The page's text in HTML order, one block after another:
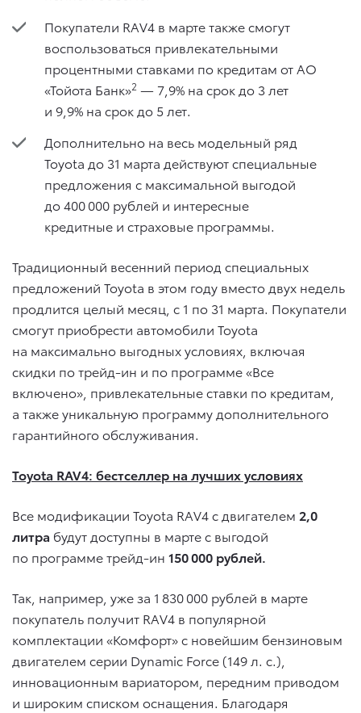
Покупатели RAV4 в марте также смогут
воспользоваться привлекательными
процентными ставками по кредитам от АО
«Тойота Банк»2 — 7,9% на срок до 3 лет
и 9,9% на срок до 5 лет.
Дополнительно на весь модельный ряд
Toyota до 31 марта действуют специальные
предложения с максимальной выгодой
до 400 000 рублей и интересные
кредитные и страховые программы.
Традиционный весенний период специальных
предложений Toyota в этом году вместо двух недель
продлится целый месяц, с 1 по 31 марта. Покупатели
смогут приобрести автомобили Toyota
на максимально выгодных условиях, включая
скидки по трейд-ин и по программе «Все
включено», привлекательные ставки по кредитам,
а также уникальную программу дополнительного
гарантийного обслуживания.
Toyota RAV4: бестселлер на лучших условиях
Все модификации Toyota RAV4 с двигателем 2,0
литра будут доступны в марте с выгодой
по программе трейд-ин 150 000 рублей.
Так, например, уже за 1 830 000 рублей в марте
покупатель получит RAV4 в популярной
комплектации «Комфорт» с новейшим бензиновым
двигателем серии Dynamic Force (149 л. с.),
инновационным вариатором, передним приводом
и широким списком оснащения. Благодаря